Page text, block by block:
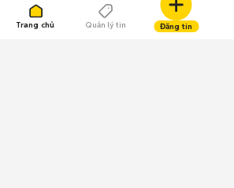
Trang chủ Quản lý tin Đăng tin